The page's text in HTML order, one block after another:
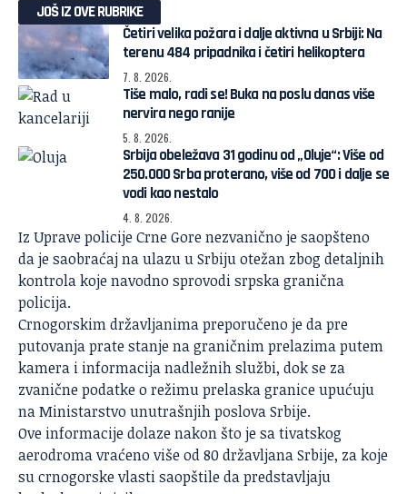
JOŠ IZ OVE RUBRIKE
Četiri velika požara i dalje aktivna u Srbiji: Na
terenu 484 pripadnika i četiri helikoptera
7. 8. 2026.
Tiše malo, radi se! Buka na poslu danas više
nervira nego ranije
5. 8. 2026.
Srbija obeležava 31 godinu od „Oluje“: Više od
250.000 Srba proterano, više od 700 i dalje se
vodi kao nestalo
4. 8. 2026.
Iz Uprave policije Crne Gore nezvanično je saopšteno
da je saobraćaj na ulazu u Srbiju otežan zbog detaljnih
kontrola koje navodno sprovodi srpska granična
policija.
Crnogorskim državljanima preporučeno je da pre
putovanja prate stanje na graničnim prelazima putem
kamera i informacija nadležnih službi, dok se za
zvanične podatke o režimu prelaska granice upućuju
na Ministarstvo unutrašnjih poslova Srbije.
Ove informacije dolaze nakon što je sa tivatskog
aerodromavraćeno više od 80 državljana Srbije, za koje
su crnogorske vlasti saopštile da predstavljaju